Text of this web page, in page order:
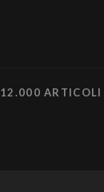
12.000 ARTICOLI